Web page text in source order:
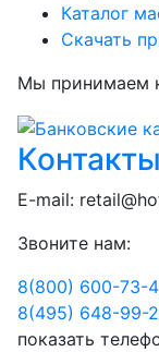
Каталог
Скачать
Мы принимаем
Контакты
E-mail:
Звоните нам:
8(800) 600-73-
8(495) 648-99-
показать